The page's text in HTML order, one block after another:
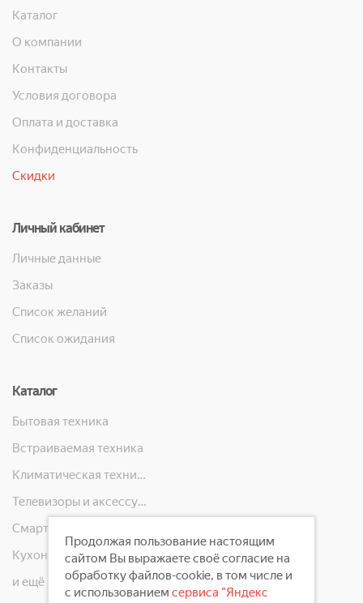
Каталог
О компании
Контакты
Условия договора
Оплата и доставка
Конфиденциальность
Скидки
Личный кабинет
Личные данные
Заказы
Список желаний
Список ожидания
Каталог
Бытовая техника
Встраиваемая техника
Климатическая техника
Телевизоры и аксессуары
Кухонная техника
и ещё 10 категорий
Продолжая пользование настоящим
сайтом Вы выражаете своё согласие на
обработку файлов-cookie, в том числе и
с использованием сервиса "Яндекс